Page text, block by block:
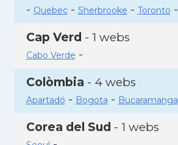
- Quebec- Sherbrooke - Toronto -
Cap Verd - 1 webs
Cabo Verde -
Colòmbia - 4 webs
Apartadó - Bogota - Bucaramanga
Corea del Sud - 1 webs